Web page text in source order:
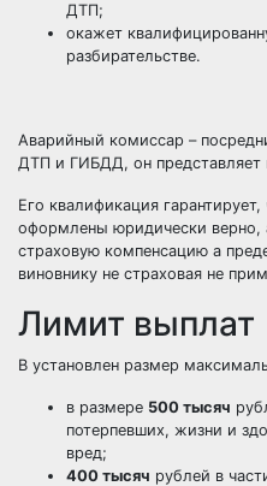
ДТП;
окажет
разбирательстве.
Аварийный комиссар –
ДТП и ГИБДД, он представляет
Его квалификация
оформлены юридически верно,
страховую компенсацию а
виновнику не страховая не
Лимит выплат
В установлен размер
в размере 500 тысяч
потерпевших, жизни и
вред;
400 тысяч рублей в